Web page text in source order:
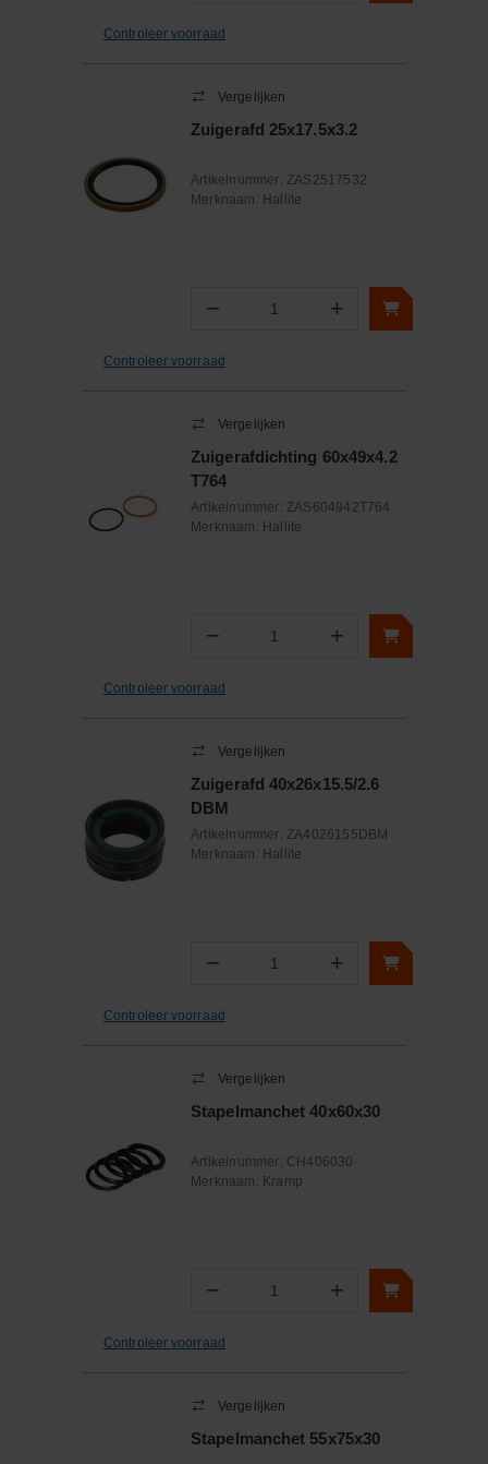
Controleer voorraad
Vergelijken
Zuigerafd 25x17.5x3.2
Artikelnummer: ZAS2517532
Merknaam: Hallite
− Aantal +
Controleer voorraad
Vergelijken
Zuigerafdichting 60x49x4.2
T764
Artikelnummer: ZAS604942T764
Merknaam: Hallite
− Aantal +
Controleer voorraad
Vergelijken
Zuigerafd 40x26x15.5/2.6
DBM
Artikelnummer: ZA4026155DBM
Merknaam: Hallite
− Aantal +
Controleer voorraad
Vergelijken
Stapelmanchet 40x60x30
Artikelnummer: CH406030
Merknaam: Kramp
− Aantal +
Controleer voorraad
Vergelijken
Stapelmanchet 55x75x30